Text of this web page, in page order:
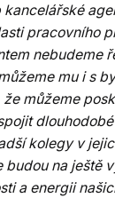
pracovního
nebudeme
mu i s
můžeme
kolegy v
budou na ještě
a energii